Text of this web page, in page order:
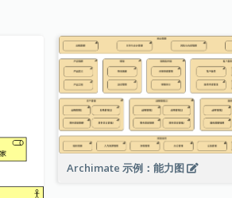
Archimate 示例：能力图